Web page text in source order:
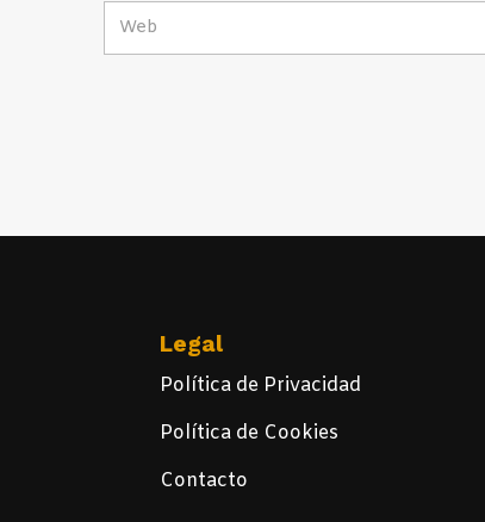
Legal
Política de Privacidad
Política de Cookies
Contacto